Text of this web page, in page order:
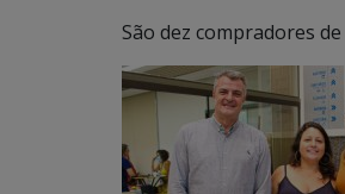
São dez compradores